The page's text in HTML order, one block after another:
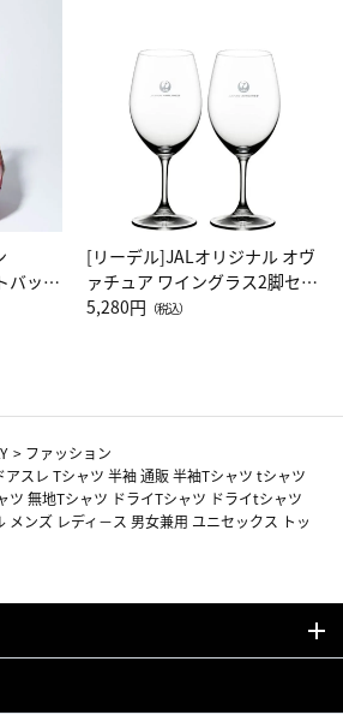
バッグ
）ス
[リーデル]JALオリジナル オヴ
ァチュア ワイングラス2脚セッ
ト（レッドワイン）
5,280円 （税込）
> ファッション
スレ Tシャツ 半袖 通販 半袖Tシャツ tシャツ
ツ 無地Tシャツ ドライTシャツ ドライtシャツ
メンズ レディ－ス 男女兼用 ユニセックス トッ